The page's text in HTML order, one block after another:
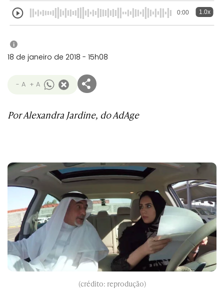
0:00 1.0x
i
18 de janeiro de 2018 - 15h08
- A + A
Por Alexandra Jardine, do AdAge
(crédito: reprodução)